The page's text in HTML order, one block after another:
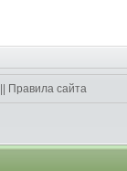
Правила сайта